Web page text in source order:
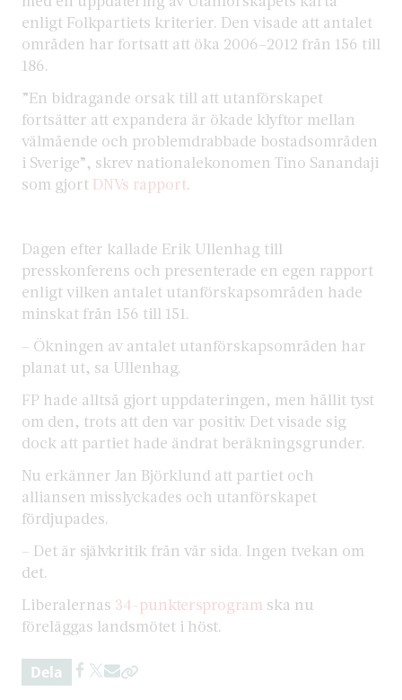
enligt Folkpartiets kriterier. Den visade att antalet
områden har fortsatt att öka 2006–2012 från 156 till
186.
”En bidragande orsak till att utanförskapet
fortsätter att expandera är ökade klyftor mellan
välmående och problemdrabbade bostadsområden
i Sverige”, skrev nationalekonomen Tino Sanandaji
som gjort DNVs rapport.
Dagen efter kallade Erik Ullenhag till
presskonferens och presenterade en egen rapport
enligt vilken antalet utanförskapsområden hade
minskat från 156 till 151.
– Ökningen av antalet utanförskapsområden har
planat ut, sa Ullenhag.
FP hade alltså gjort uppdateringen, men hållit tyst
om den, trots att den var positiv. Det visade sig
dock att partiet hade ändrat beräkningsgrunder.
Nu erkänner Jan Björklund att partiet och
alliansen misslyckades och utanförskapet
fördjupades.
– Det är självkritik från vår sida. Ingen tvekan om
det.
Liberalernas 34-punktersprogram ska nu
föreläggas landsmötet i höst.
Dela